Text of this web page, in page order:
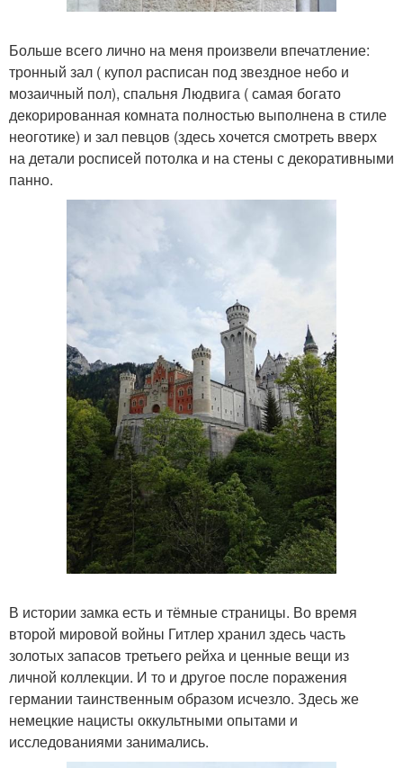
Больше всего лично на меня произвели впечатление:
тронный зал ( купол расписан под звездное небо и
мозаичный пол), спальня Людвига ( самая богато
декорированная комната полностью выполнена в стиле
неоготике) и зал певцов (здесь хочется смотреть вверх
на детали росписей потолка и на стены с декоративными
панно.
В истории замка есть и тёмные страницы. Во время
второй мировой войны Гитлер хранил здесь часть
золотых запасов третьего рейха и ценные вещи из
личной коллекции. И то и другое после поражения
германии таинственным образом исчезло. Здесь же
немецкие нацисты оккультными опытами и
исследованиями занимались.